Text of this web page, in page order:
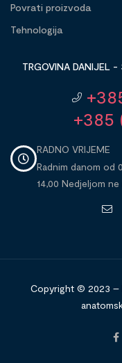
Povrati proizvoda
Tehnologija
TRGOVINA DANIJEL -
+385
RADNO VRIJEME
Radnim danom od
14,00 Nedjeljom ne
Copyright © 2023 –